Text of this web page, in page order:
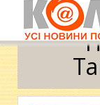
Головна »